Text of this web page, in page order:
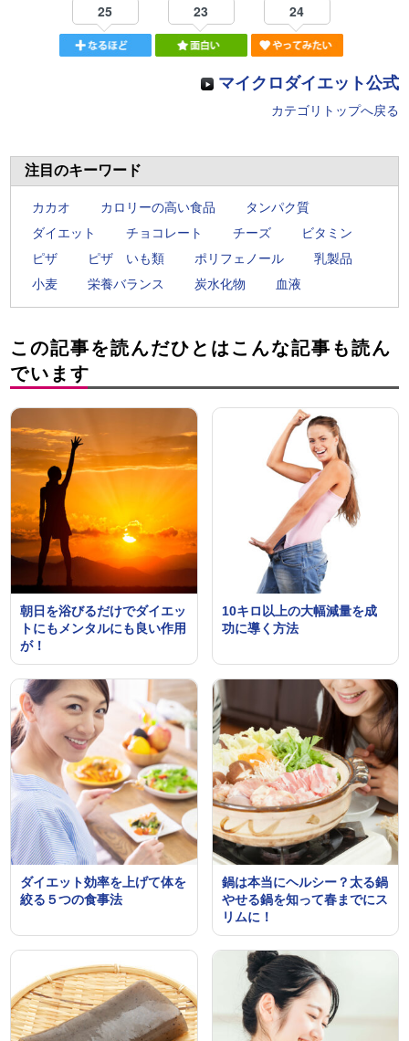
25 23 24
マイクロダイエット公式
カテゴリトップへ戻る
注目のキーワード
カカオ カロリーの高い食品
タンパク質
ダイエット
チョコレート チーズ
ビタミン
ピザ
ピザ いも類 ポリフェノール
乳製品
小麦
栄養バランス 炭水化物 血液
この記事を読んだひとはこんな記事も読ん
でいます
朝日を浴びるだけでダイエッ
トにもメンタルにも良い作用
が！
10キロ以上の大幅減量を成
功に導く方法
ダイエット効率を上げて体を
絞る５つの食事法
鍋は本当にヘルシー？太る鍋
やせる鍋を知って春までにス
リムに！